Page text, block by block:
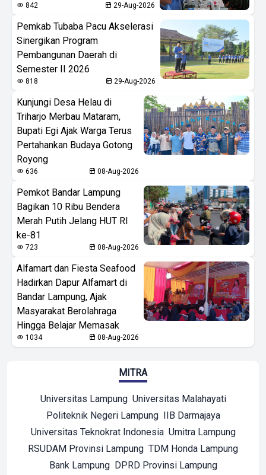
842 29-Aug-2026
Pemkab Tubaba Pacu Akselerasi
Sinergikan Program
Pembangunan Daerah di
Semester II 2026
818 29-Aug-2026
Kunjungi Desa Helau di
Triharjo Merbau Mataram,
Bupati Egi Ajak Warga Terus
Pertahankan Budaya Gotong
Royong
636 08-Aug-2026
Pemkot Bandar Lampung
Bagikan 10 Ribu Bendera
Merah Putih Jelang HUT RI
ke-81
723 08-Aug-2026
Alfamart dan Fiesta Seafood
Hadirkan Dapur Alfamart di
Bandar Lampung, Ajak
Masyarakat Berolahraga
Hingga Belajar Memasak
1034 08-Aug-2026
MITRA
Universitas Lampung Universitas Malahayati
Politeknik Negeri Lampung IIB Darmajaya
Universitas Teknokrat Indonesia Umitra Lampung
RSUDAM Provinsi Lampung TDM Honda Lampung
Bank Lampung DPRD Provinsi Lampung